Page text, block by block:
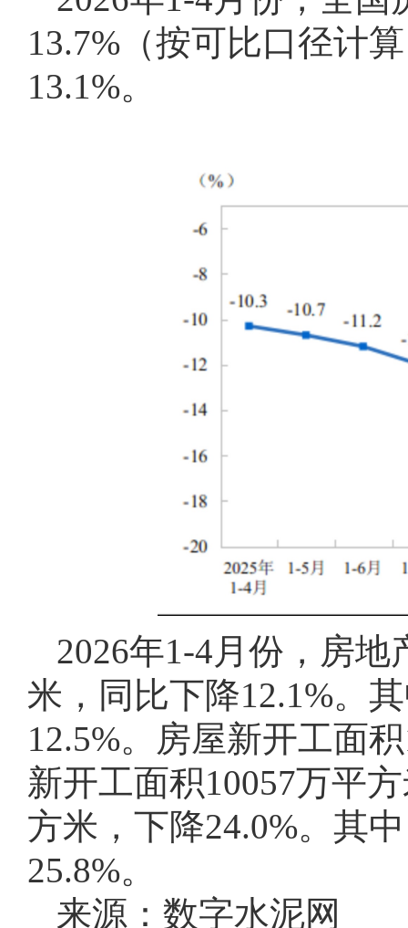
13.7%（按可比口径计
13.1%。
2026年1-4月份，房
米，同比下降12.1%。
12.5%。房屋新开工面
新开工面积10057万平
方米，下降24.0%。其
25.8%。
来源：数字水泥网